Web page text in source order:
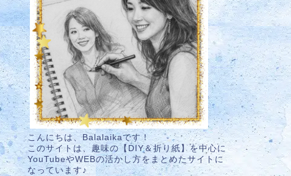
こんにちは、Balalaikaです！
このサイトは、趣味の【DIY＆折り紙】を中心に
YouTubeやWEBの活かし方をまとめたサイトに
なっています♪